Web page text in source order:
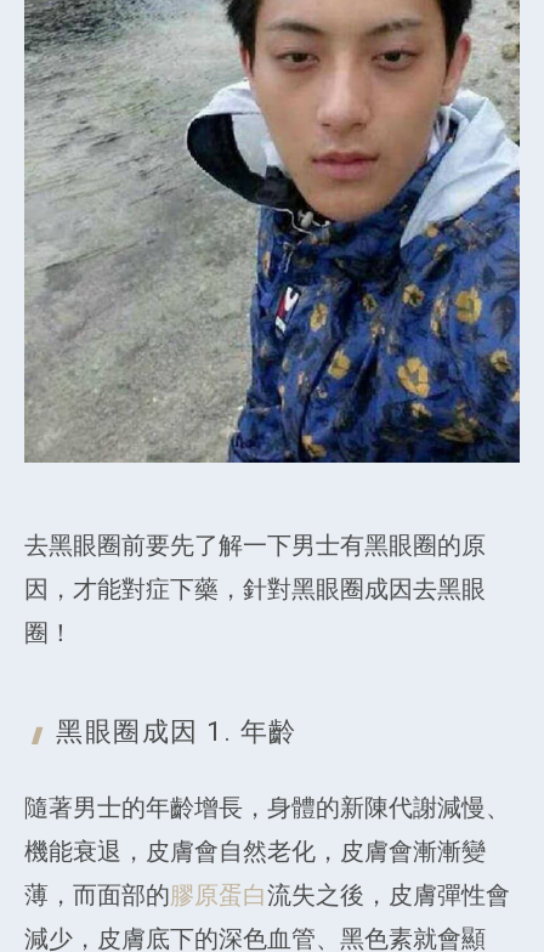
去黑眼圈前要先了解一下男士有黑眼圈的原
因，才能對症下藥，針對黑眼圈成因去黑眼
圈！
黑眼圈 成因 1. 年齡
隨著男士的年齡增長，身體的新陳代謝減慢、
機能衰退，皮膚會自然老化，皮膚會漸漸變
薄，而面部的膠原蛋白流失之後，皮膚彈性會
減少，皮膚底下的深色血管、黑色素就會顯